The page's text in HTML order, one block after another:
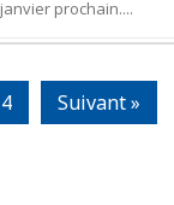
prochain....
4 Suivant »